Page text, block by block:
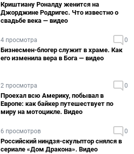
Криштиану Роналду женится на
Джорджине Родригес. Что известно о
свадьбе века — видео
4 просмотра 0
Бизнесмен-блогер служит в храме. Как
его изменила вера в Бога — видео
2 просмотра 0
Проехал всю Америку, побывал в
Европе: как байкер путешествует по
миру на мотоцикле. Видео
6 просмотров 0
Российский ниндзя-скульптор снялся в
сериале «Дом Дракона». Видео